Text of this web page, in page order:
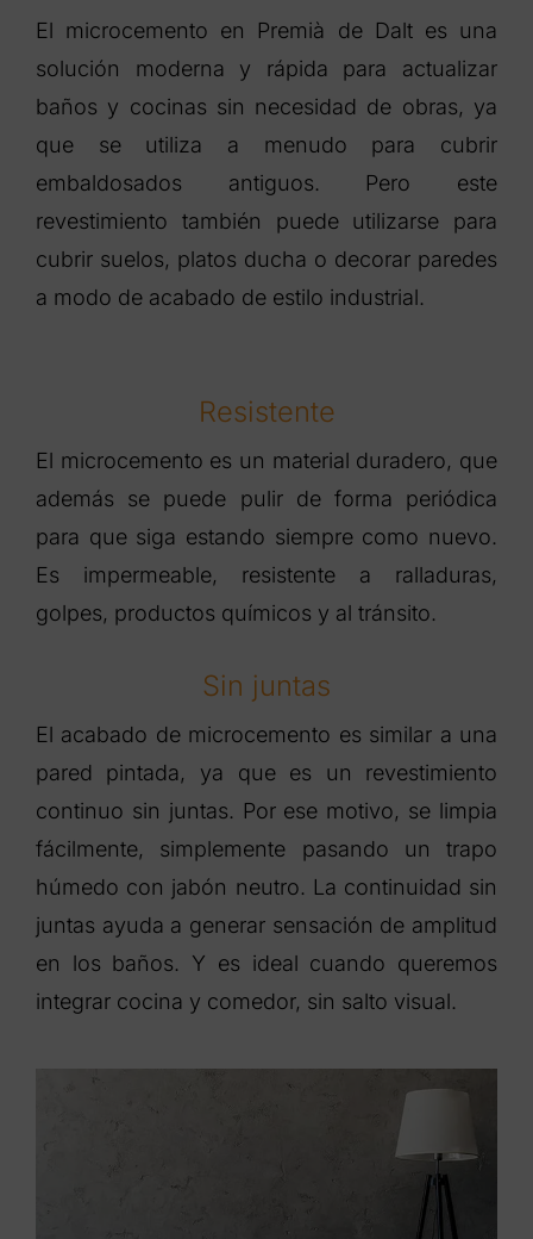
El microcemento en Premià de Dalt es una
solución moderna y rápida para actualizar
baños y cocinas sin necesidad de obras, ya
que se utiliza a menudo para cubrir
embaldosados antiguos. Pero este
revestimiento también puede utilizarse para
cubrir suelos, platos ducha o decorar paredes
a modo de acabado de estilo industrial.
Resistente
El microcemento es un material duradero, que
además se puede pulir de forma periódica
para que siga estando siempre como nuevo.
Es impermeable, resistente a ralladuras,
golpes, productos químicos y al tránsito.
Sin juntas
El acabado de microcemento es similar a una
pared pintada, ya que es un revestimiento
continuo sin juntas. Por ese motivo, se limpia
fácilmente, simplemente pasando un trapo
húmedo con jabón neutro. La continuidad sin
juntas ayuda a generar sensación de amplitud
en los baños. Y es ideal cuando queremos
integrar cocina y comedor, sin salto visual.